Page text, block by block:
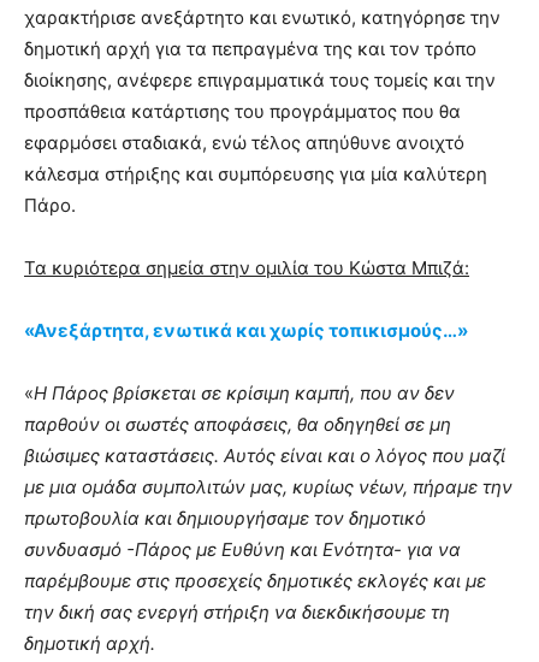
χαρακτήρισε ανεξάρτητο και ενωτικό, κατηγόρησε την
δημοτική αρχή για τα πεπραγμένα της και τον τρόπο
διοίκησης, ανέφερε επιγραμματικά τους τομείς και την
προσπάθεια κατάρτισης του προγράμματος που θα
εφαρμόσει σταδιακά, ενώ τέλος απηύθυνε ανοιχτό
κάλεσμα στήριξης και συμπόρευσης για μία καλύτερη
Πάρο.
Τα κυριότερα σημεία στην ομιλία του Κώστα Μπιζά:
«Ανεξάρτητα, ενωτικά και χωρίς τοπικισμούς…»
«Η Πάρος βρίσκεται σε κρίσιμη καμπή, που αν δεν
παρθούν οι σωστές αποφάσεις, θα οδηγηθεί σε μη
βιώσιμες καταστάσεις. Αυτός είναι και ο λόγος που μαζί
με μια ομάδα συμπολιτών μας, κυρίως νέων, πήραμε την
πρωτοβουλία και δημιουργήσαμε τον δημοτικό
συνδυασμό -Πάρος με Ευθύνη και Ενότητα- για να
παρέμβουμε στις προσεχείς δημοτικές εκλογές και με
την δική σας ενεργή στήριξη να διεκδικήσουμε τη
δημοτική αρχή.